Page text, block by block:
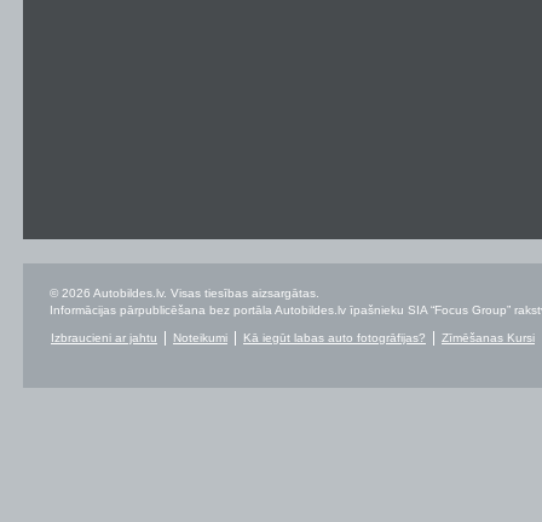
© 2026 Autobildes.lv. Visas tiesības aizsargātas.
Informācijas pārpublicēšana bez portāla Autobildes.lv īpašnieku SIA “Focus Group”
Izbraucieni ar jahtu Noteikumi Kā iegūt labas auto fotogrāfijas? Zīmēšanas Kursi